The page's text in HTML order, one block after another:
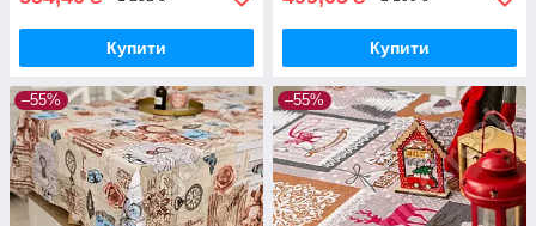
Купити Купити
–55% –55%